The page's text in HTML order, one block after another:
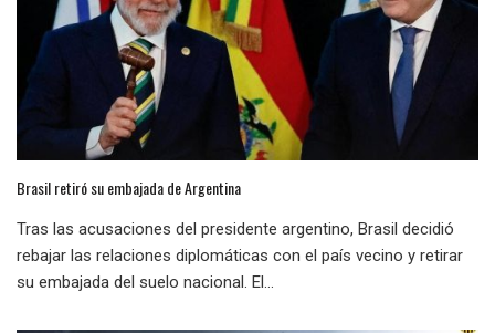
Brasil retiró su embajada de Argentina
Tras las acusaciones del presidente argentino, Brasil decidió
rebajar las relaciones diplomáticas con el país vecino y retirar
su embajada del suelo nacional. El...